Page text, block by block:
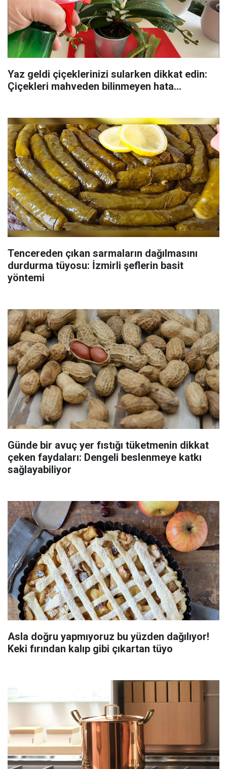
Yaz geldi çiçeklerinizi sularken dikkat edin:
Çiçekleri mahveden bilinmeyen hata...
Tencereden çıkan sarmaların dağılmasını
durdurma tüyosu: İzmirli şeflerin basit
yöntemi
Günde bir avuç yer fıstığı tüketmenin dikkat
çeken faydaları: Dengeli beslenmeye katkı
sağlayabiliyor
Asla doğru yapmıyoruz bu yüzden dağılıyor!
Keki fırından kalıp gibi çıkartan tüyo